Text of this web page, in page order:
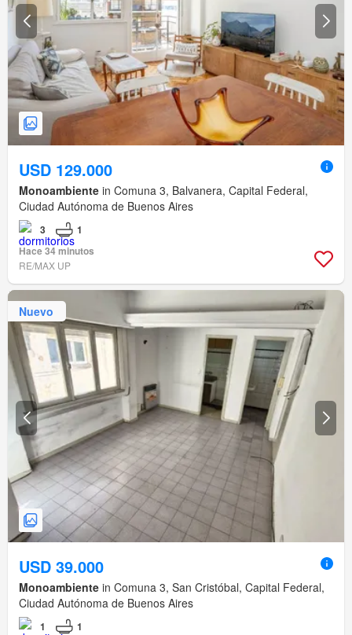
USD 129.000
Monoambiente in Comuna 3, Balvanera, Capital Federal,
Ciudad Autónoma de Buenos Aires
3
1
Hace 34 minutos
RE/MAX UP
Nuevo
USD 39.000
Monoambiente in Comuna 3, San Cristóbal, Capital Federal,
Ciudad Autónoma de Buenos Aires
1
1